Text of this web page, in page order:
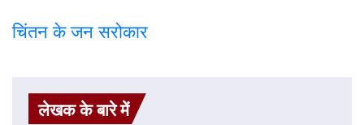
चिंतन के जन सरोकार
लेखक के बारे में